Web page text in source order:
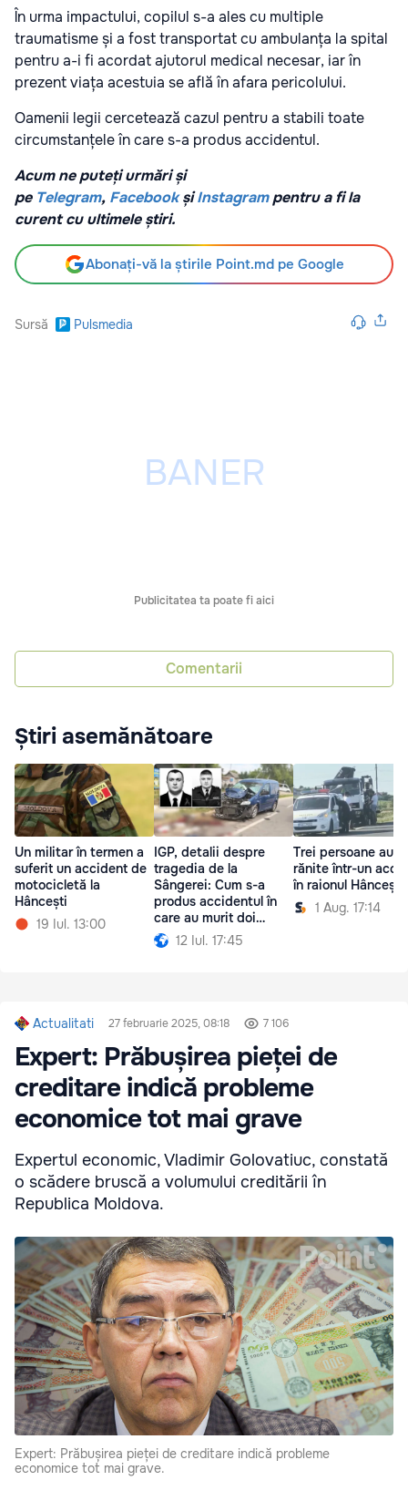
În urma impactului, copilul s-a ales cu multiple
traumatisme și a fost transportat cu ambulanța la spital
pentru a-i fi acordat ajutorul medical necesar, iar în
prezent viața acestuia se află în afara pericolului.
Oamenii legii cercetează cazul pentru a stabili toate
circumstanțele în care s-a produs accidentul.
Acum ne puteți urmări și
pe Telegram, Facebook șiInstagrampentru a fi la
curent cu ultimele știri.
Abonați-vă la știrile Point.md pe Google
Sursă Pulsmedia
Publicitatea ta poate fi aici
Comentarii
Știri asemănătoare
Un militar în termen a
suferit un accident de
motocicletă la
Hâncești
19 Iul. 13:00
IGP, detalii despre
tragedia de la
Sângerei: Cum s-a
produs accidentul în
care au murit doi
polițiști12 Iul. 17:45
Trei persoane au
rănite într-un
în raionul Hâncești
1 Aug. 17:14
Actualitati 27 februarie 2025, 08:18 7 106
Expert: Prăbușirea pieței de
creditare indică probleme
economice tot mai grave
Expertul economic, Vladimir Golovatiuc, constată
o scădere bruscă a volumului creditării în
Republica Moldova.
Expert: Prăbușirea pieței de creditare indică probleme
economice tot mai grave.